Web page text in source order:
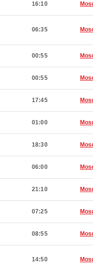
16:10
06:35
00:55
00:55
17:45
01:00
18:30
06:00
21:10
07:25
08:55
14:50